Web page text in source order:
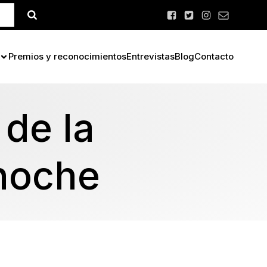
Premios y reconocimientosEntrevistasBlogContacto
la